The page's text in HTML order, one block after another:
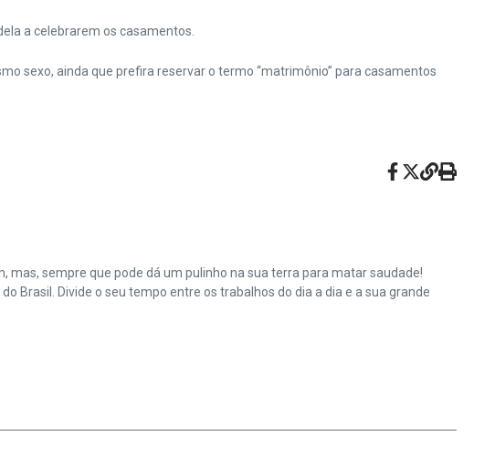
a celebrarem os casamentos.
sexo, ainda que prefira reservar o termo “matrimônio” para casamentos
mas, sempre que pode dá um pulinho na sua terra para matar saudade!
Brasil. Divide o seu tempo entre os trabalhos do dia a dia e a sua grande